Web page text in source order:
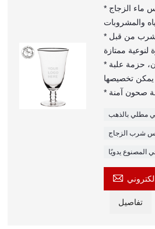
* يستخدم انعقدت كأس ماء الزجاج
والمشروبات
* وضعت وكأس مياه الشرب من قبل
لنوعية ممتازة
* الشعار والأسلوب واللون، حزمة علبة
يمكن تخصيصها
صحون آمنة
مطلي بالذهب
شرب الزجاج
المصنوع يدويًا

تفاصيل